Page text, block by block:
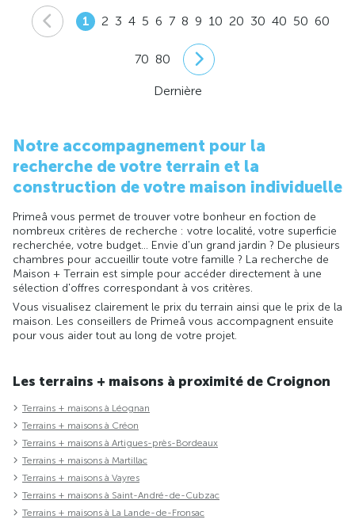
1 2 3 4 5 6 7 8 9 10 20 30 40 50 60
70 80
Dernière
Notre accompagnement pour la
recherche de votre terrain et la
construction de votre maison individuelle
Primeâ vous permet de trouver votre bonheur en foction de
nombreux critères de recherche : votre localité, votre superficie
recherchée, votre budget... Envie d'un grand jardin ? De plusieurs
chambres pour accueillir toute votre famille ? La recherche de
Maison + Terrain est simple pour accéder directement à une
sélection d'offres correspondant à vos critères.
Vous visualisez clairement le prix du terrain ainsi que le prix de la
maison. Les conseillers de Primeâ vous accompagnent ensuite
pour vous aider tout au long de votre projet.
Les terrains + maisons à proximité de Croignon
Terrains + maisons à Léognan
Terrains + maisons à Créon
Terrains + maisons à Artigues-près-Bordeaux
Terrains + maisons à Martillac
Terrains + maisons à Vayres
Terrains + maisons à Saint-André-de-Cubzac
Terrains + maisons à La Lande-de-Fronsac